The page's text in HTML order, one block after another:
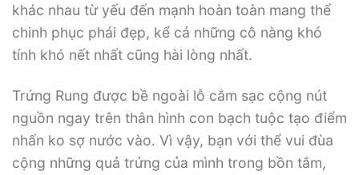
khác nhau từ yếu đến mạnh hoàn toàn mang thể
chinh phục phái đẹp, kể cả những cô nàng khó
tính khó nết nhất cũng hài lòng nhất.
Trứng Rung được bề ngoài lỗ cắm sạc cộng nút
nguồn ngay trên thân hình con bạch tuộc tạo điểm
nhấn ko sợ nước vào. Vì vậy, bạn với thể vui đùa
cộng những quả trứng của mình trong bồn tắm,